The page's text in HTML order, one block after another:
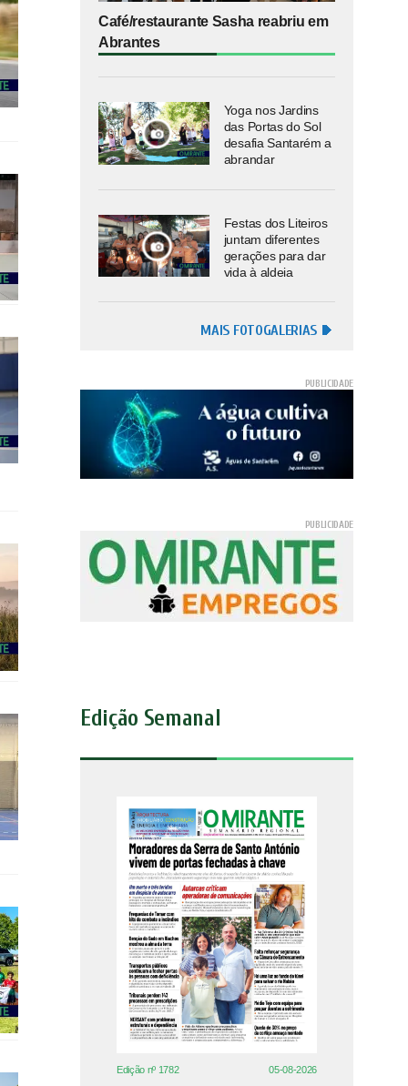
Café/restaurante Sasha reabriu em
Abrantes
Yoga nos Jardins
das Portas do Sol
desafia Santarém a
abrandar
Festas dos Liteiros
juntam diferentes
gerações para dar
vida à aldeia
MAIS FOTOGALERIAS
Edição Semanal
Edição nº 1782 05-08-2026